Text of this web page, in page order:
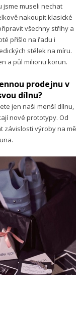
jsme museli nechat
nakoupit klasické
všechny střihy a
přišlo na řadu i
stélek na míru.
a půl milionu korun.
prodejnu v
dílnu?
jen naši menší dílnu,
nové prototypy. Od
závislosti výroby na mě